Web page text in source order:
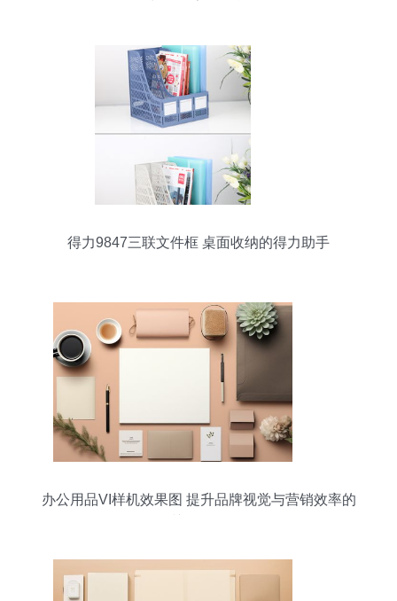
得力9847三联文件框 桌面收纳的得力助手
办公用品VI样机效果图 提升品牌视觉与营销效率的